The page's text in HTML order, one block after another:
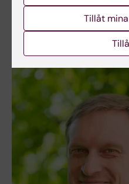
Tillåt